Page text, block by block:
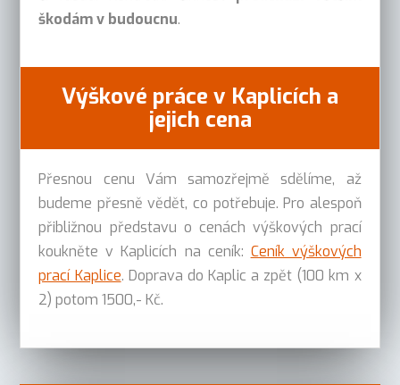
škodám v budoucnu.
Výškové práce v Kaplicích a
jejich cena
Přesnou cenu Vám samozřejmě sdělíme, až
budeme přesně vědět, co potřebuje. Pro alespoň
přibližnou představu o cenách výškových prací
koukněte v Kaplicích na ceník: Ceník výškových
prací Kaplice. Doprava do Kaplic a zpět (100 km x
2) potom 1500,- Kč.